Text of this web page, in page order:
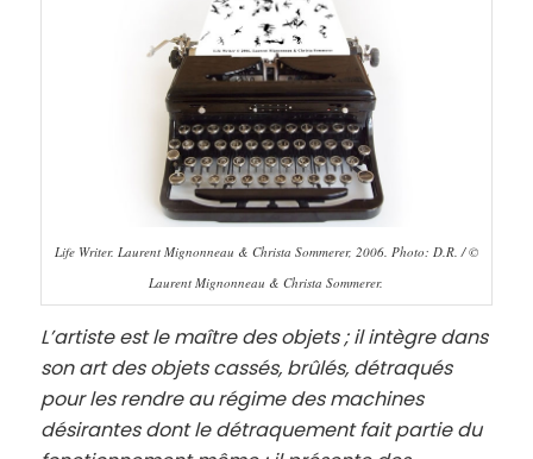
Life Writer. Laurent Mignonneau & Christa Sommerer, 2006. Photo: D.R. / ©
Laurent Mignonneau & Christa Sommerer.
L’artiste est le maître des objets ; il intègre dans
son art des objets cassés, brûlés, détraqués
pour les rendre au régime des machines
désirantes dont le détraquement fait partie du